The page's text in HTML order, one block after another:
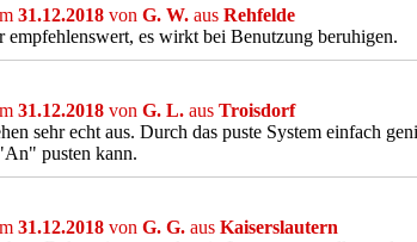
31.12.2018 von G. W. aus Rehfelde
empfehlenswert, es wirkt bei Benutzung beruhigen.
31.12.2018 von G. L. aus Troisdorf
sehr echt aus. Durch das puste System einfach
pusten kann.
31.12.2018 von G. G. aus Kaiserslautern